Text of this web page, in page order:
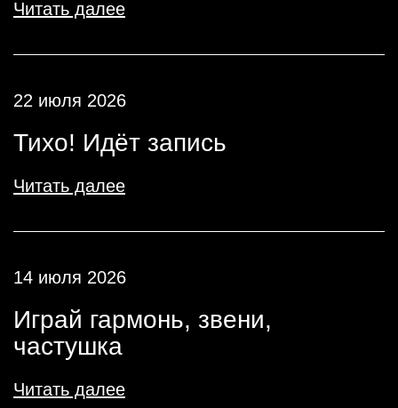
Читать далее
22 июля 2026
Тихо! Идёт запись
Читать далее
14 июля 2026
Играй гармонь, звени,
частушка
Читать далее